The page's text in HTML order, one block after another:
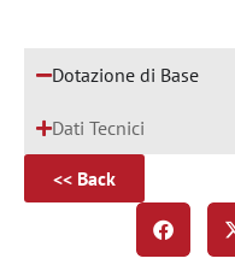
Dotazione di Base
Dati Tecnici
<< Back